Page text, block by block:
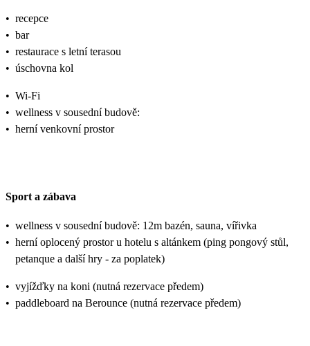
• recepce
• bar
• restaurace s letní terasou
• úschovna kol
• Wi-Fi
• wellness v sousední budově:
• herní venkovní prostor
Sport a zábava
• wellness v sousední budově: 12m bazén, sauna, vířivka
• herní oplocený prostor u hotelu s altánkem (ping pongový stůl,
petanque a další hry - za poplatek)
• vyjížďky na koni (nutná rezervace předem)
• paddleboard na Berounce (nutná rezervace předem)